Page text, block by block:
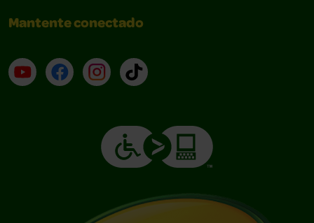
Mantente conectado
YouTube (en inglés)
Facebook (en inglés)
Instagram (en inglés)
TikTok